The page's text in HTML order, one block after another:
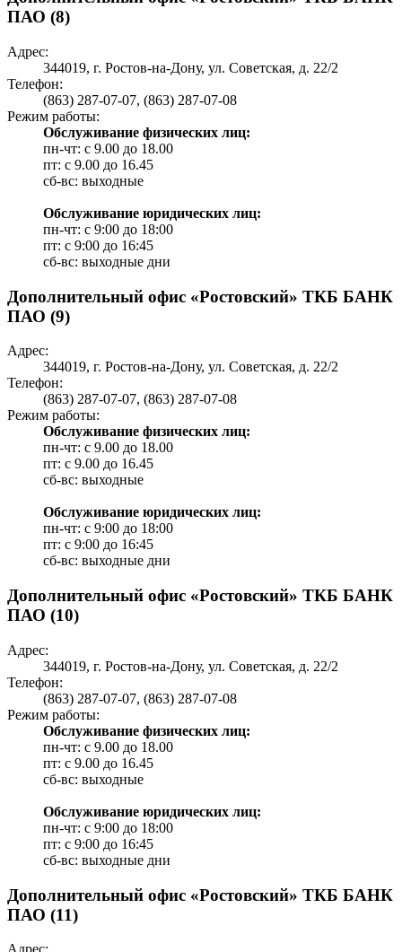
ПАО (8)
Адрес:
344019, г. Ростов-на-Дону, ул. Советская, д. 22/2
Телефон:
(863) 287-07-07, (863) 287-07-08
Режим работы:
Обслуживание физических лиц:
пн-чт: с 9.00 до 18.00
пт: c 9.00 до 16.45
сб-вс: выходные
Обслуживание юридических лиц:
пн-чт: с 9:00 до 18:00
пт: c 9:00 до 16:45
сб-вс: выходные дни
Дополнительный офис «Ростовский» ТКБ БАНК
ПАО (9)
Адрес:
344019, г. Ростов-на-Дону, ул. Советская, д. 22/2
Телефон:
(863) 287-07-07, (863) 287-07-08
Режим работы:
Обслуживание физических лиц:
пн-чт: с 9.00 до 18.00
пт: c 9.00 до 16.45
сб-вс: выходные
Обслуживание юридических лиц:
пн-чт: с 9:00 до 18:00
пт: c 9:00 до 16:45
сб-вс: выходные дни
Дополнительный офис «Ростовский» ТКБ БАНК
ПАО (10)
Адрес:
344019, г. Ростов-на-Дону, ул. Советская, д. 22/2
Телефон:
(863) 287-07-07, (863) 287-07-08
Режим работы:
Обслуживание физических лиц:
пн-чт: с 9.00 до 18.00
пт: c 9.00 до 16.45
сб-вс: выходные
Обслуживание юридических лиц:
пн-чт: с 9:00 до 18:00
пт: c 9:00 до 16:45
сб-вс: выходные дни
Дополнительный офис «Ростовский» ТКБ БАНК
ПАО (11)